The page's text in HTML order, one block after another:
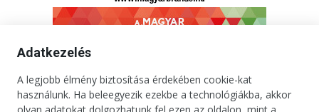
Kapcsolat Impresszum Médiaajánlat Jogi tudnivalók
Adatkezelés
A legjobb élmény biztosítása érdekében cookie-kat
használunk. Ha beleegyezik ezekbe a technológiákba, akkor